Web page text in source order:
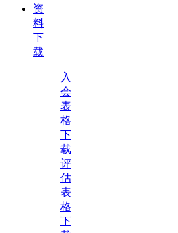
资
料
下
载
入
会
表
格
下
载
评
估
表
格
下